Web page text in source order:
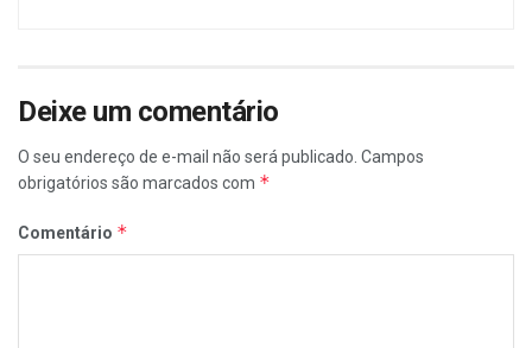
Deixe um comentário
O seu endereço de e-mail não será publicado. Campos
obrigatórios são marcados com *
Comentário *